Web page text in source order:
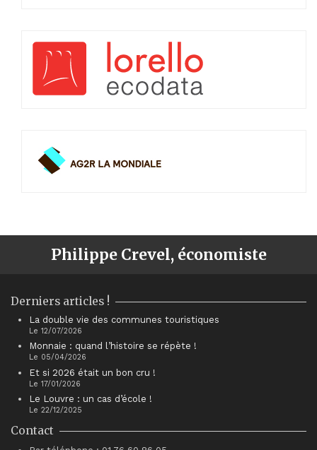
Philippe Crevel, économiste
Derniers articles !
La double vie des communes touristiques
Le 12/07/2026
Monnaie : quand l’histoire se répète !
Le 05/04/2026
Et si 2026 était un bon cru !
Le 17/01/2026
Le Louvre : un cas d’école !
Le 22/12/2025
Contact